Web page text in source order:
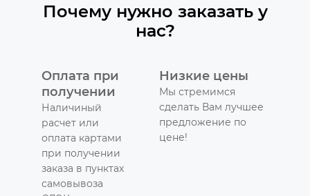
Почему нужно заказать у
нас?
Оплата при
получении
Наличиный
расчет или
оплата картами
при получении
заказа в пунктах
самовывоза
Низкие цены
Мы стремимся
сделать Вам лучшее
предложение по
цене!